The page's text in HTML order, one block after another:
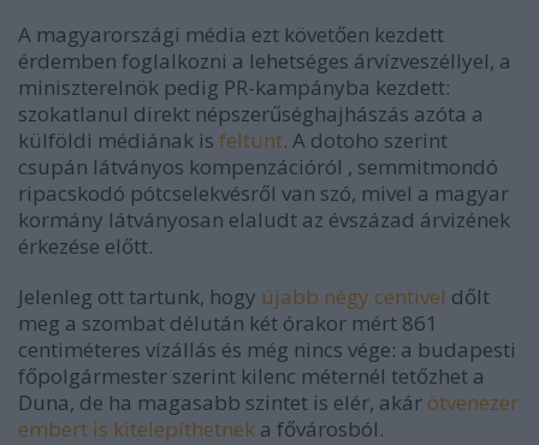
A magyarországi média ezt követően kezdett
érdemben foglalkozni a lehetséges árvízveszéllyel, a
miniszterelnök pedig PR-kampányba kezdett:
szokatlanul direkt népszerűséghajhászás azóta a
külföldi médiának is feltünt. A dotoho szerint
csupán látványos kompenzációról , semmitmondó
ripacskodó pótcselekvésről van szó, mivel a magyar
kormány látványosan elaludt az évszázad árvizének
érkezése előtt.
Jelenleg ott tartunk, hogy újabb négy centivel dőlt
meg a szombat délután két órakor mért 861
centiméteres vízállás és még nincs vége: a budapesti
főpolgármester szerint kilenc méternél tetőzhet a
Duna, de ha magasabb szintet is elér, akár ötvenezer
embert is kitelepíthetnek a fővárosból.